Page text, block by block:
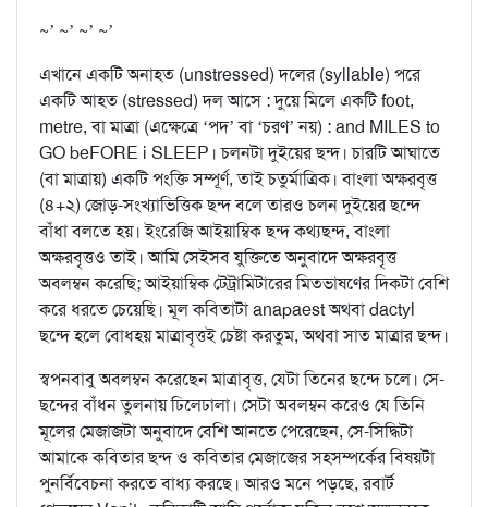
~’ ~’ ~’ ~’
এখানে একটি অনাহত (unstressed) দলের (syllable) পরে
একটি আহত (stressed) দল আসে : দুয়ে মিলে একটি foot,
metre, বা মাত্রা (এক্ষেত্রে ‘পদ’ বা ‘চরণ’ নয়) : and MILES to
GO beFORE i SLEEP। চলনটা দুইয়ের ছন্দ। চারটি আঘাতে
(বা মাত্রায়) একটি পংক্তি সম্পূর্ণ, তাই চতুর্মাত্রিক। বাংলা অক্ষরবৃত্ত
(৪+২) জোড়-সংখ্যাভিত্তিক ছন্দ বলে তারও চলন দুইয়ের ছন্দে
বাঁধা বলতে হয়। ইংরেজি আইয়াম্বিক ছন্দ কথ্যছন্দ, বাংলা
অক্ষরবৃত্তও তাই। আমি সেইসব যুক্তিতে অনুবাদে অক্ষরবৃত্ত
অবলম্বন করেছি; আইয়াম্বিক টেট্রামিটারের মিতভাষণের দিকটা বেশি
করে ধরতে চেয়েছি। মূল কবিতাটা anapaest অথবা dactyl
ছন্দে হলে বোধহয় মাত্রাবৃত্তই চেষ্টা করতুম, অথবা সাত মাত্রার ছন্দ।
স্বপনবাবু অবলম্বন করেছেন মাত্রাবৃত্ত, যেটা তিনের ছন্দে চলে। সে-
ছন্দের বাঁধন তুলনায় ঢিলেঢালা। সেটা অবলম্বন করেও যে তিনি
মূলের মেজাজটা অনুবাদে বেশি আনতে পেরেছেন, সে-সিদ্ধিটা
আমাকে কবিতার ছন্দ ও কবিতার মেজাজের সহসম্পর্কের বিষয়টা
পুনর্বিবেচনা করতে বাধ্য করছে। আরও মনে পড়ছে, রবার্ট